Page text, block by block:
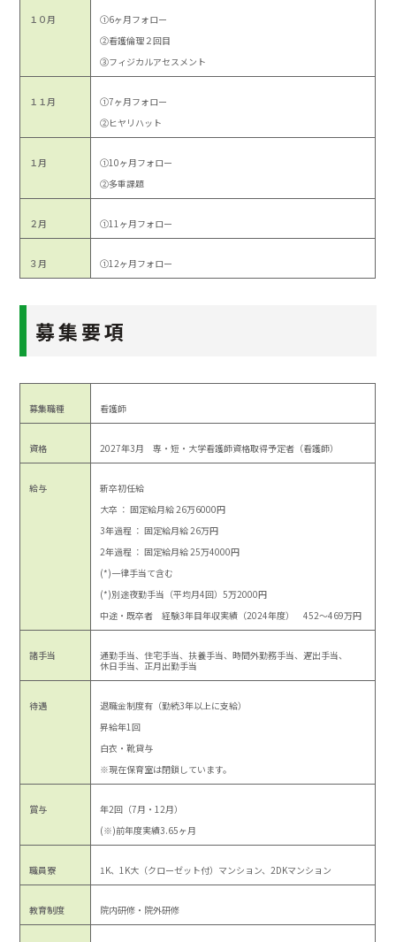
１０月
①6ヶ月フォロー
②看護倫理２回目
③フィジカルアセスメント
１１月
①7ヶ月フォロー
②ヒヤリハット
１月
①10ヶ月フォロー
②多重課題
２月 ①11ヶ月フォロー
３月 ①12ヶ月フォロー
募集要項
募集職種 看護師
資格 2027年3月 専・短・大学看護師資格取得予定者（看護師）
給与
新卒初任給
大卒 ： 固定給月給 26万6000円
3年過程 ： 固定給月給 26万円
2年過程 ： 固定給月給 25万4000円
(*)一律手当て含む
(*)別途夜勤手当（平均月4回）5万2000円
中途・既卒者 経験3年目年収実績（2024年度） 452～469万円
諸手当
通勤手当、住宅手当、扶養手当、時間外勤務手当、遅出手当、
休日手当、正月出勤手当
待遇
退職金制度有（勤続3年以上に支給）
昇給年1回
白衣・靴貸与
※現在保育室は閉鎖しています。
賞与
年2回（7月・12月）
(※)前年度実績3.65ヶ月
職員寮 1K、1K大（クローゼット付）マンション、2DKマンション
教育制度 院内研修・院外研修